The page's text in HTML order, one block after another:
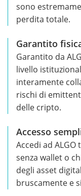
sono
perdita totale.
Garantito
Garantito da
livello
interamente
rischi di
delle cripto.
Accesso
Accedi ad
senza wallet o
degli asset
bruscamente e